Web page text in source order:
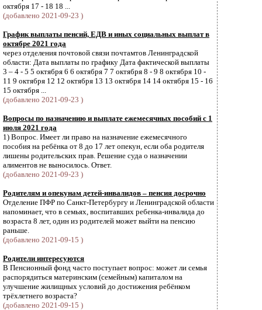
октября 17 - 18 18 ...
(добавлено 2021-09-23 )
График выплаты пенсий, ЕДВ и иных социальных выплат в
октябре 2021 года
через отделения почтовой связи почтамтов Ленинградской
области: Дата выплаты по графику Дата фактической выплаты
3 – 4 - 5 5 октября 6 6 октября 7 7 октября 8 - 9 8 октября 10 -
11 9 октября 12 12 октября 13 13 октября 14 14 октября 15 - 16
15 октября ...
(добавлено 2021-09-23 )
Вопросы по назначению и выплате ежемесячных пособий с 1
июля 2021 года
1) Вопрос. Имеет ли право на назначение ежемесячного
пособия на ребёнка от 8 до 17 лет опекун, если оба родителя
лишены родительских прав. Решение суда о назначении
алиментов не выносилось. Ответ.
(добавлено 2021-09-23 )
Родителям и опекунам детей-инвалидов – пенсия досрочно
Отделение ПФР по Санкт-Петербургу и Ленинградской области
напоминает, что в семьях, воспитавших ребенка-инвалида до
возраста 8 лет, один из родителей может выйти на пенсию
раньше.
(добавлено 2021-09-15 )
Родители интересуются
В Пенсионный фонд часто поступает вопрос: может ли семья
распорядиться материнским (семейным) капиталом на
улучшение жилищных условий до достижения ребёнком
трёхлетнего возраста?
(добавлено 2021-09-15 )